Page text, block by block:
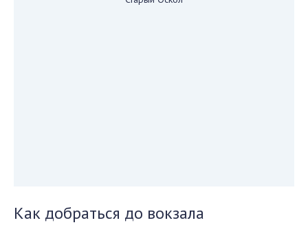
Как добраться до вокзала